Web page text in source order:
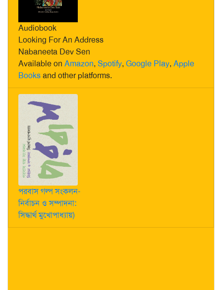
Audiobook
Looking For An Address
Nabaneeta Dev Sen
Available on Amazon, Spotify, Google Play, Apple
Booksand other platforms.
পরবাস গল্প সংকলন-
নির্বাচন ও সম্পাদনা:
সিদ্ধার্থ মুখোপাধ্যায়)